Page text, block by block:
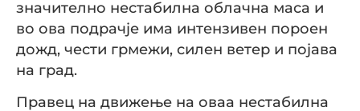
значително нестабилна облачна маса и
во ова подрачје има интензивен пороен
дожд, чести грмежи, силен ветер и појава
на град.
Правец на движење на оваа нестабилна